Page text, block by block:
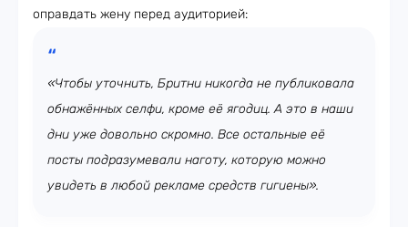
оправдать жену перед аудиторией:
«Чтобы уточнить, Бритни никогда не публиковала
обнажённых селфи, кроме её ягодиц. А это в наши
дни уже довольно скромно. Все остальные её
посты подразумевали наготу, которую можно
увидеть в любой рекламе средств гигиены».